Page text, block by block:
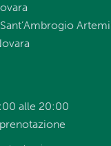
alle 20:00